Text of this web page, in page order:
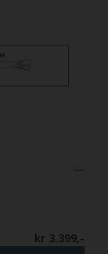
kr 3.399,-